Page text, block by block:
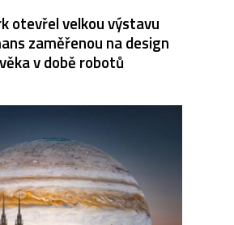
otevřel velkou výstavu
zaměřenou na design
v době robotů